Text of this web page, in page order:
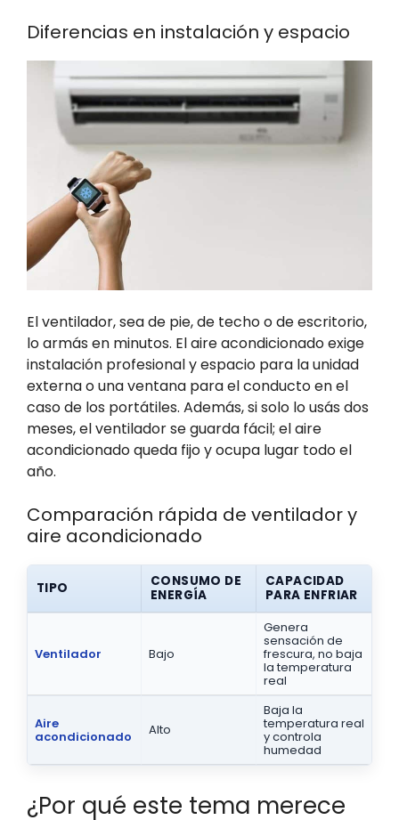
Diferencias en instalación y espacio
El ventilador, sea de pie, de techo o de escritorio,
lo armás en minutos. El aire acondicionado exige
instalación profesional y espacio para la unidad
externa o una ventana para el conducto en el
caso de los portátiles. Además, si solo lo usás dos
meses, el ventilador se guarda fácil; el aire
acondicionado queda fijo y ocupa lugar todo el
año.
Comparación rápida de ventilador y
aire acondicionado
TIPO
CONSUMO DE
ENERGÍA
CAPACIDAD
PARA ENFRIAR
Ventilador Bajo
Genera
sensación de
frescura, no baja
la temperatura
real
Aire
acondicionado Alto
Baja la
temperatura real
y controla
humedad
¿Por qué este tema merece